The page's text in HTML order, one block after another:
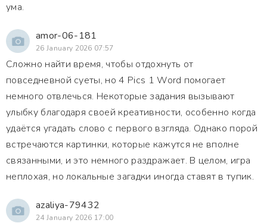
ума.
amor-06-181
26 January 2026 07:57
Сложно найти время, чтобы отдохнуть от
повседневной суеты, но 4 Pics 1 Word помогает
немного отвлечься. Некоторые задания вызывают
улыбку благодаря своей креативности, особенно когда
удаётся угадать слово с первого взгляда. Однако порой
встречаются картинки, которые кажутся не вполне
связанными, и это немного раздражает. В целом, игра
неплохая, но локальные загадки иногда ставят в тупик.
azaliya-79432
24 January 2026 17:00